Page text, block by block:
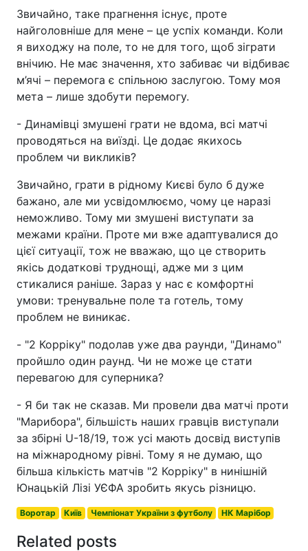
Звичайно, таке прагнення існує, проте
найголовніше для мене – це успіх команди. Коли
я виходжу на поле, то не для того, щоб зіграти
внічию. Не має значення, хто забиває чи відбиває
м’ячі – перемога є спільною заслугою. Тому моя
мета – лише здобути перемогу.
- Динамівці змушені грати не вдома, всі матчі
проводяться на виїзді. Це додає якихось
проблем чи викликів?
Звичайно, грати в рідному Києві було б дуже
бажано, але ми усвідомлюємо, чому це наразі
неможливо. Тому ми змушені виступати за
межами країни. Проте ми вже адаптувалися до
цієї ситуації, тож не вважаю, що це створить
якісь додаткові труднощі, адже ми з цим
стикалися раніше. Зараз у нас є комфортні
умови: тренувальне поле та готель, тому
проблем не виникає.
- "2 Корріку" подолав уже два раунди, "Динамо"
пройшло один раунд. Чи не може це стати
перевагою для суперника?
- Я би так не сказав. Ми провели два матчі проти
"Марибора", більшість наших гравців виступали
за збірні U-18/19, тож усі мають досвід виступів
на міжнародному рівні. Тому я не думаю, що
більша кількість матчів "2 Корріку" в нинішній
Юнацькій Лізі УЄФА зробить якусь різницю.
Воротар Київ Чемпіонат України з футболу НК Марібор
Related posts